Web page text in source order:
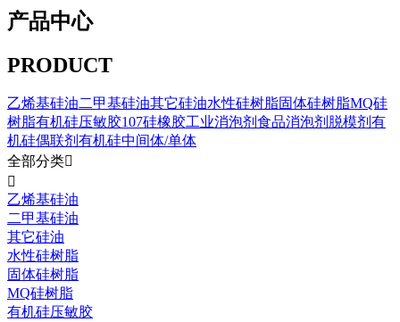
产品中心
PRODUCT
乙烯基硅油二甲基硅油其它硅油水性硅树脂固体硅树脂MQ硅
树脂有机硅压敏胶107硅橡胶工业消泡剂 食品消泡剂 脱模剂 有
机硅偶联剂 有机硅中间体/单体
全部分类

乙烯基硅油
二甲基硅油
其它硅油
水性硅树脂
固体硅树脂
MQ硅树脂
有机硅压敏胶